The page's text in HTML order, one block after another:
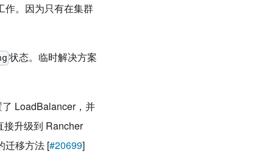
作。因为只有在集群
状态。临时解决方案
LoadBalancer，并
接升级到 Rancher
迁移方法 [#20699]